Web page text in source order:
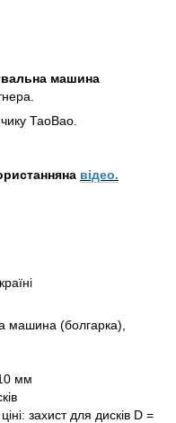
машина
ТаоВао.
відео.
машина (болгарка),
мм
захист для дисків D =